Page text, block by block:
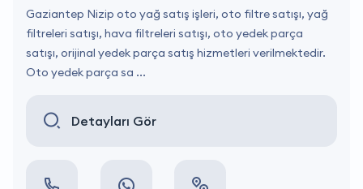
Gaziantep Nizip oto yağ satış işleri, oto filtre satışı, yağ
filtreleri satışı, hava filtreleri satışı, oto yedek parça
satışı, orijinal yedek parça satış hizmetleri verilmektedir.
Oto yedek parça sa ...
Detayları Gör